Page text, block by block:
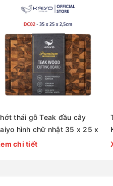
thái gỗ Teak đầu cây
hình chữ nhật 35 x 25 x
[mã DC02]
chi tiết